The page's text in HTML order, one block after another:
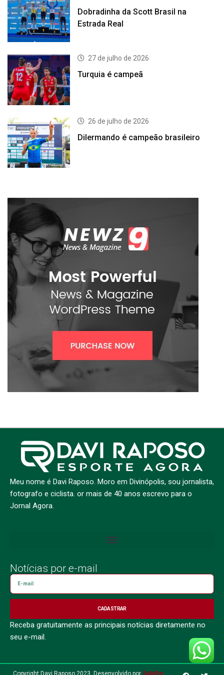
Dobradinha da Scott Brasil na
Estrada Real
27 de julho de 2026
Turquia é campeã
26 de julho de 2026
Dilermando é campeão brasileiro
Meu nome é Davi Raposo. Moro em Divinópolis, sou jornalista,
fotografo e ciclista. or mais de 40 anos escrevo para o
Jornal Agora.
Notícias por e-mail
CADASTRAR
Receba gratuitamente as principais notícias diretamente no
seu e-mail.
Copyright Davi Raposo 2023. Desenvolvido por SalaVip